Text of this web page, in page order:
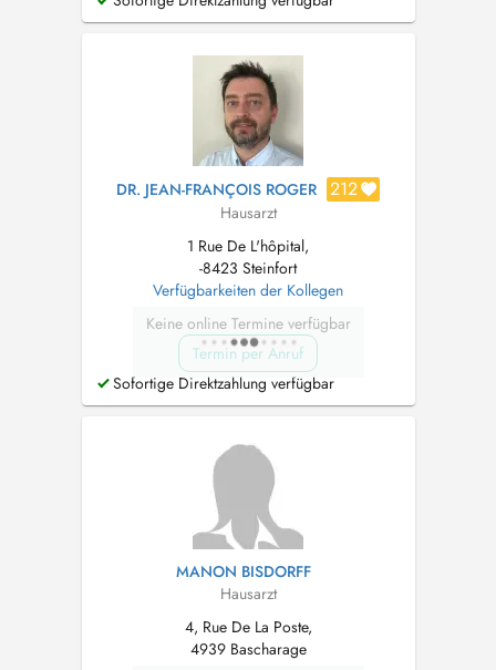
DR. JEAN-FRANÇOIS ROGER 212
Hausarzt
1 Rue De L'hôpital,
-8423 Steinfort
Verfügbarkeiten der Kollegen
Keine online Termine verfügbar
Termin per Anruf
Sofortige Direktzahlung verfügbar
MANON BISDORFF
Hausarzt
4, Rue De La Poste,
4939 Bascharage